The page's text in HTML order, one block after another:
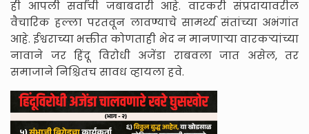
ही आपली सर्वांची जबाबदारी आहे. वारकरी संप्रदायावरील
वैचारिक हल्ला परतवून लावण्याचे सामर्थ्य संतांच्या अभंगांत
आहे. ईश्वराच्या भक्तीत कोणताही भेद न मानणाऱ्या वारकऱ्यांच्या
नावाने जर हिंदू विरोधी अजेंडा राबवला जात असेल, तर
समाजाने निश्चितच सावध व्हायला हवे.